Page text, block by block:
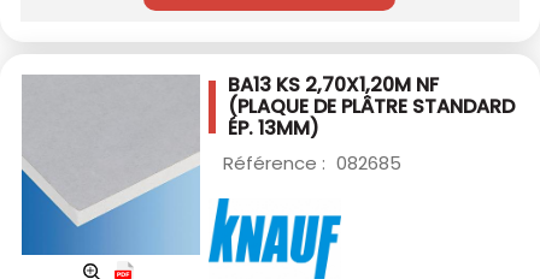
BA13 KS 2,70X1,20M NF
(PLAQUE DE PLÂTRE STANDARD
ÉP. 13MM)
Référence : 082685